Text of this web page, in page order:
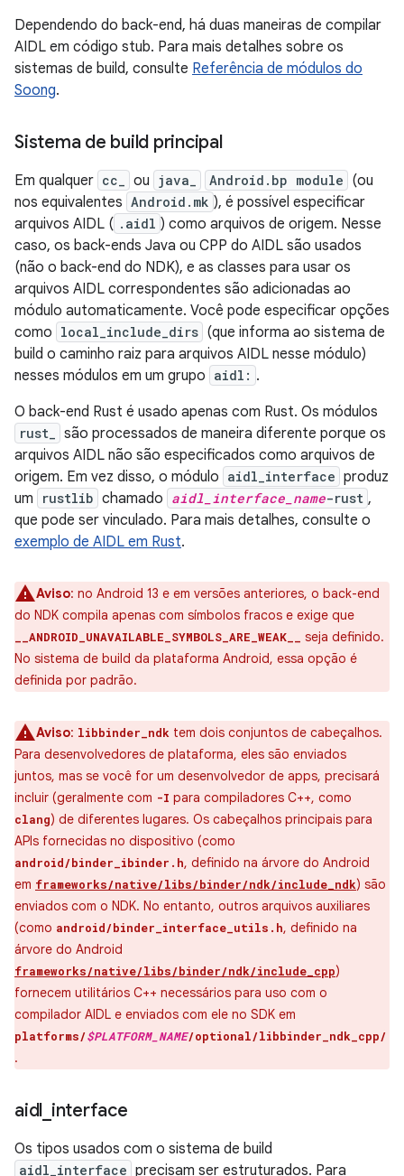
Dependendo do back-end, há duas maneiras de compilar
AIDL em código stub. Para mais detalhes sobre os
sistemas de build, consulte Referência de módulos do
Soong.
Sistema de build principal
Em qualquer cc_ ou java_ Android.bp module (ou
nos equivalentes Android.mk ), é possível especificar
arquivos AIDL ( .aidl ) como arquivos de origem. Nesse
caso, os back-ends Java ou CPP do AIDL são usados
(não o back-end do NDK), e as classes para usar os
arquivos AIDL correspondentes são adicionadas ao
módulo automaticamente. Você pode especificar opções
como local_include_dirs (que informa ao sistema de
build o caminho raiz para arquivos AIDL nesse módulo)
nesses módulos em um grupo aidl: .
O back-end Rust é usado apenas com Rust. Os módulos
rust_
são processados de maneira diferente porque os
arquivos AIDL não são especificados como arquivos de
origem. Em vez disso, o módulo aidl_interface produz
um
rustlib chamado aidl_interface_name-rust ,
que pode ser vinculado. Para mais detalhes, consulte o
exemplo de AIDL em Rust.
Aviso: no Android 13 e em versões anteriores, o back-end
do NDK compila apenas com símbolos fracos e exige que
__ANDROID_UNAVAILABLE_SYMBOLS_ARE_WEAK__
seja definido.
No sistema de build da plataforma Android, essa opção é
definida por padrão.
Aviso: libbinder_ndk tem dois conjuntos de cabeçalhos.
Para desenvolvedores de plataforma, eles são enviados
juntos, mas se você for um desenvolvedor de apps, precisará
incluir (geralmente com -I para compiladores C++, como
clang) de diferentes lugares. Os cabeçalhos principais para
APIs fornecidas no dispositivo (como
android/binder_ibinder.h, definido na árvore do Android
em frameworks/native/libs/binder/ndk/include_ndk) são
enviados com o NDK. No entanto, outros arquivos auxiliares
(como android/binder_interface_utils.h, definido na
árvore do Android
frameworks/native/libs/binder/ndk/include_cpp)
fornecem utilitários C++ necessários para uso com o
compilador AIDL e enviados com ele no SDK em
platforms/$PLATFORM_NAME/optional/libbinder_ndk_cpp/
.
aidl interface
Os tipos usados com o sistema de build
aidl_interface precisam ser estruturados. Para